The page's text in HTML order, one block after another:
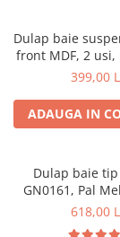
Saltele cu spuma
Seturi mese si
Mobilier hol
Mobila hol
Suporturi si
Portmantouri
Seturi mobilier
Stender haine
Suport pentru
Dulap baie
front MDF, 2 usi,
68 cm,
399,00
ADAUGA IN
Dulap baie
GN0161, Pal
rafturi, cos
618,00